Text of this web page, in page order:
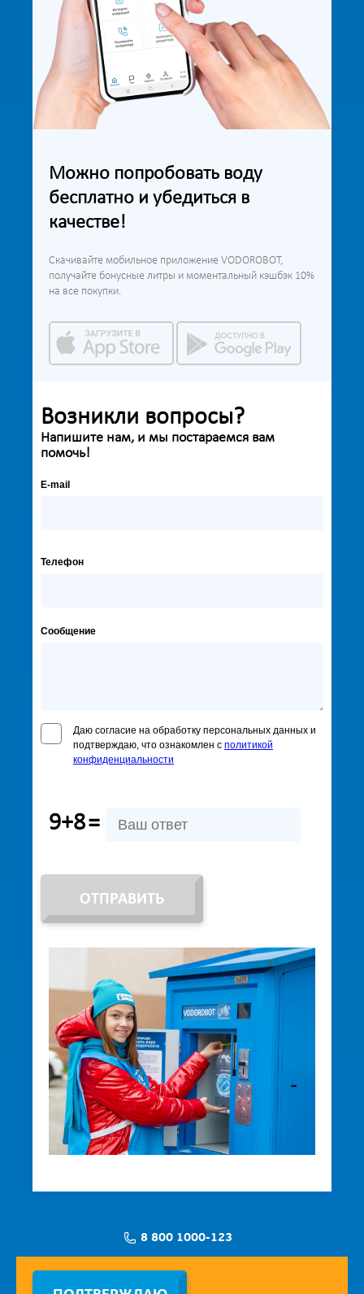
Можно попробовать воду
бесплатно и убедиться в
качестве!
Скачивайте мобильное приложение VODOROBOT,
получайте бонусные литры и моментальный кэшбэк 10%
на все покупки.
Возникли вопросы?
Напишите нам, и мы постараемся вам
помочь!
E-mail
Телефон
Сообщение
Даю согласие на обработку персональных данных и
подтверждаю, что ознакомлен с политикой
конфиденциальности
9+8=
ОТПРАВИТЬ
8 800 1000-123
Заявка на установку